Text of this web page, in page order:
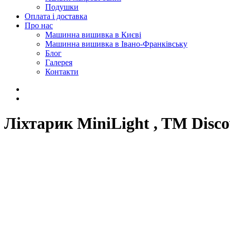
Подушки
Оплата і доставка
Про нас
Машинна вишивка в Києві
Машинна вишивка в Івано-Франківську
Блог
Галерея
Контакти
Ліхтарик MiniLight , TM